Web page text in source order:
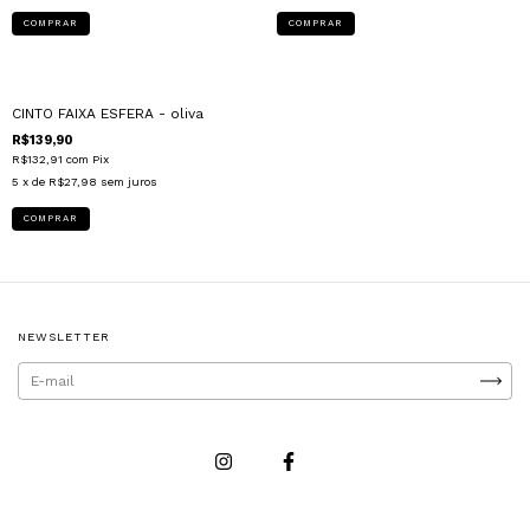
CINTO FAIXA ESFERA - oliva
R$139,90
R$132,91 com Pix
5 x de R$27,98 sem juros
NEWSLETTER